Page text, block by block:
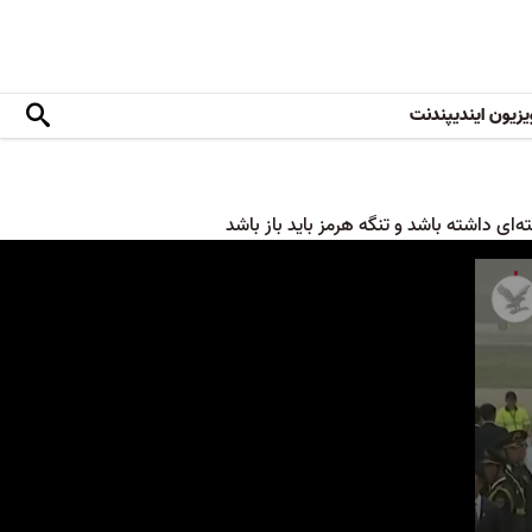
ایندیپندنت
داشته باشد و تنگه هرمز باید باز باشد